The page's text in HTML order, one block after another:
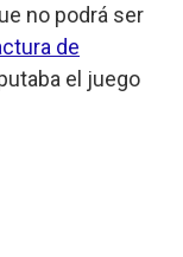
no podrá ser
de
el juego